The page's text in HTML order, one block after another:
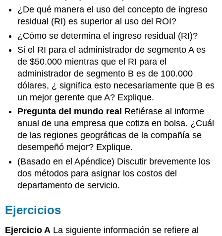
¿De qué manera el uso del concepto de ingreso
residual (RI) es superior al uso del ROI?
¿Cómo se determina el ingreso residual (RI)?
Si el RI para el administrador de segmento A es
de $50.000 mientras que el RI para el
administrador de segmento B es de 100.000
dólares, ¿ significa esto necesariamente que B es
un mejor gerente que A? Explique.
Pregunta del mundo real Refiérase al informe
anual de una empresa que cotiza en bolsa. ¿Cuál
de las regiones geográficas de la compañía se
desempeñó mejor? Explique.
(Basado en el Apéndice) Discutir brevemente los
dos métodos para asignar los costos del
departamento de servicio.
Ejercicios
Ejercicio A La siguiente información se refiere al